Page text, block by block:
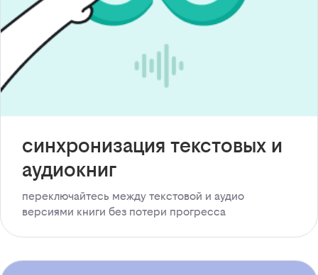
синхронизация текстовых и
аудиокниг
переключайтесь между текстовой и аудио
версиями книги без потери прогресса